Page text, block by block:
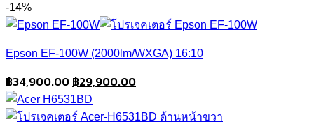
-14%
Epson EF-100W (2000lm/WXGA) 16:10
฿34,900.00 Original
price
was:
฿29,900.00Current
is: